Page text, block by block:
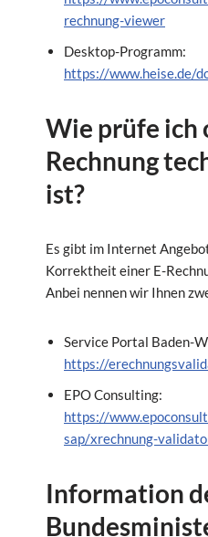
rechnung-viewer
Desktop-Programm:
https://www.heise.de/
Wie prüfe ich
Rechnung
ist?
Es gibt im Internet
Korrektheit einer E-
Anbei nennen wir Ihnen
Service Portal Baden-
https://
EPO Consulting:
https://
sap/xrechnung-
Information